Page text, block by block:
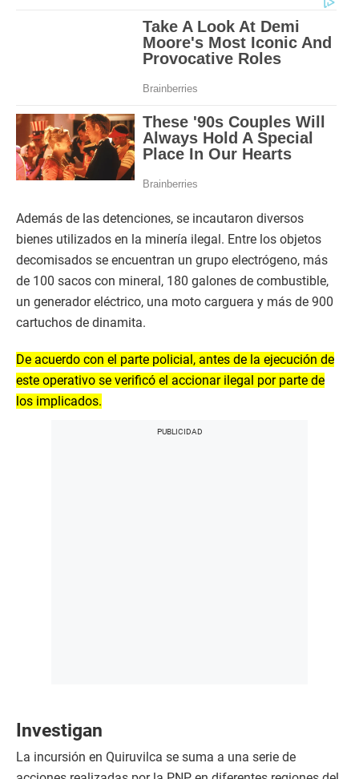
Además de las detenciones, se incautaron diversos
bienes utilizados en la minería ilegal. Entre los objetos
decomisados se encuentran un grupo electrógeno, más
de 100 sacos con mineral, 180 galones de combustible,
un generador eléctrico, una moto carguera y más de 900
cartuchos de dinamita.
De acuerdo con el parte policial, antes de la ejecución de
este operativo se verificó el accionar ilegal por parte de
los implicados.
Investigan
La incursión en Quiruvilca se suma a una serie de